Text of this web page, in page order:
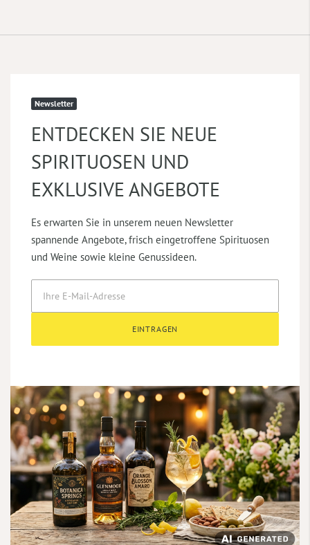
Newsletter
ENTDECKEN SIE NEUE
SPIRITUOSEN UND
EXKLUSIVE ANGEBOTE
Es erwarten Sie in unserem neuen Newsletter
spannende Angebote, frisch eingetroffene Spirituosen
und Weine sowie kleine Genussideen.
EINTRAGEN